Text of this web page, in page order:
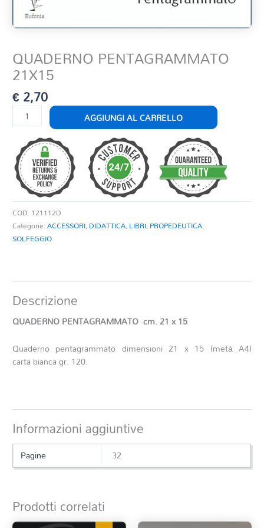
QUADERNO PENTAGRAMMATO
21X15
€2,70
QUADERNO
PENTAGRAMMATO
21X15
quantità
AGGIUNGI AL CARRELLO
COD: 121112D
Categorie:ACCESSORI, DIDATTICA, LIBRI, PROPEDEUTICA,
SOLFEGGIO
Descrizione
QUADERNO PENTAGRAMMATO cm. 21 x 15
Quaderno pentagrammato dimensioni 21 x 15 (metà A4)
carta bianca gr. 120.
Informazioni aggiuntive
Pagine 32
Prodotti correlati